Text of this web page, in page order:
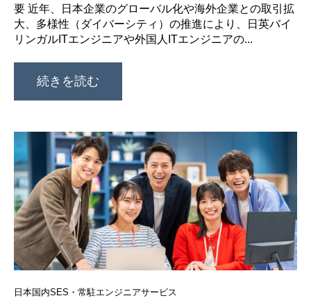
要 近年、日本企業のグローバル化や海外企業との取引拡
大、多様性（ダイバーシティ）の推進により、日英バイ
リンガルITエンジニアや外国人ITエンジニアの...
続きを読む
日本国内SES・常駐エンジニアサービス